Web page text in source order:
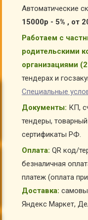
Автоматические
15000р - 5% , от
Работаем с
родительскими
организациями
тендерах и
Специальные
Документы: КП,
тендеры,
сертификаты РФ.
Оплата: QR код/
безналичная
платеж (оплата
Доставка:
Яндекс Маркет,